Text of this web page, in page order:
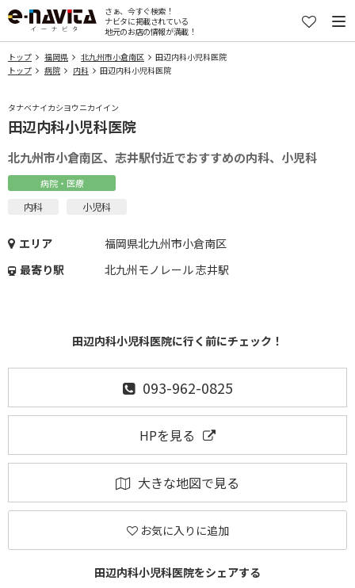
さぁ、今すぐ検索！
ナビタに掲載されている
地元のお店の情報が満載！
トップ 福岡県 北九州市小倉南区
田辺内科小児科医院
トップ
病院 内科 田辺内科小児科医院
タナベナイカシヨウニカイイン
田辺内科小児科医院
北九州市小倉南区、志井駅付近でおすすめの内科、小児科
病院・医療
内科 小児科
エリア
福岡県北九州市小倉南区
最寄り駅
北九州モノレール 志井駅
田辺内科小児科医院に行く前にチェック！
093-962-0825
HPを見る
大きな地図で見る
お気に入りに追加
田辺内科小児科医院をシェアする